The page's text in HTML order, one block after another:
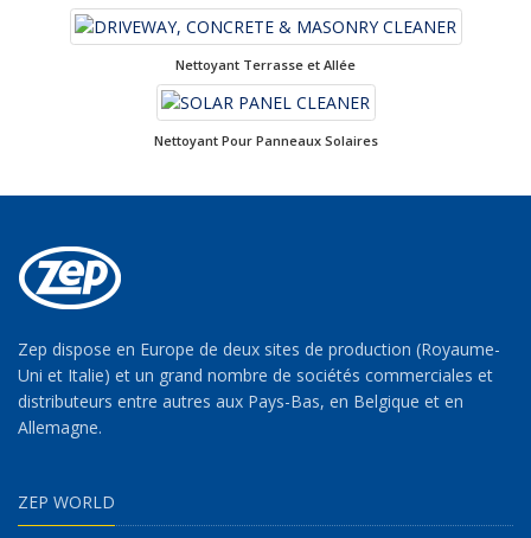
Nettoyant Terrasse et Allée
Nettoyant Pour Panneaux Solaires
Zep dispose en Europe de deux sites de production (Royaume-
Uni et Italie) et un grand nombre de sociétés commerciales et
distributeurs entre autres aux Pays-Bas, en Belgique et en
Allemagne.
ZEP WORLD